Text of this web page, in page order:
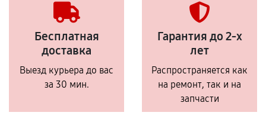
Бесплатная
доставка
Выезд курьера до вас
за 30 мин.
Гарантия до 2-х
лет
Распространяется как
на ремонт, так и на
запчасти